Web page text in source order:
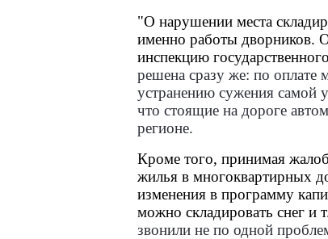
"О нарушении места
именно работы дворников.
инспекцию
решена сразу же: по оплате
устранению сужения самой
что стоящие на дороге
регионе.
Кроме того, принимая
жилья в многоквартирных
изменения в программу
можно складировать снег и
звонили не по одной